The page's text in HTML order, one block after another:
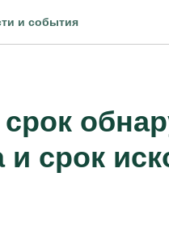
и события
и срок